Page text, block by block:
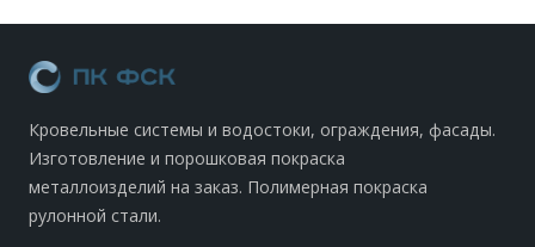
Кровельные системы и водостоки, ограждения, фасады.
Изготовление и порошковая покраска
металлоизделий на заказ. Полимерная покраска
рулонной стали.